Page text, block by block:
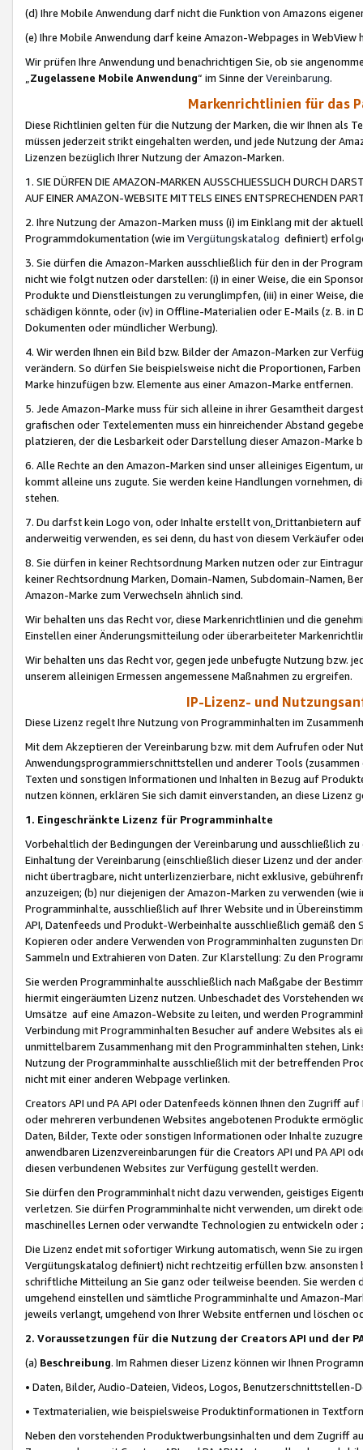
(d) Ihre Mobile Anwendung darf nicht die Funktion von Amazons
(e) Ihre Mobile Anwendung darf keine Amazon-Webpages in WebView
Wir prüfen Ihre Anwendung und benachrichtigen Sie, ob sie
„Zugelassene Mobile Anwendung“ im Sinne derVereinbarung.
Markenrichtlinien für das
Diese Richtlinien gelten für die Nutzung der Marken, die wir Ihnen als
müssen jederzeit strikt eingehalten werden, und jede Nutzung der
Lizenzen bezüglich Ihrer Nutzung der Amazon-Marken.
1. SIE DÜRFEN DIE AMAZON-MARKEN AUSSCHLIESSLICH DURCH
AUF EINER AMAZON-WEBSITE MITTELS EINES ENTSPRECHENDEN
2. Ihre Nutzung der Amazon-Marken muss (i) im Einklang mit der
Programmdokumentation (wie im Vergütungskatalog definiert)
3. Sie dürfen die Amazon-Marken ausschließlich für den in der
nicht wie folgt nutzen oder darstellen: (i) in einer Weise, die ein
Produkte und Dienstleistungen zu verunglimpfen, (iii) in einer Weise,
schädigen könnte, oder (iv) in Offline-Materialien oder E-Mails (z. B. in
Dokumenten oder mündlicher Werbung).
4. Wir werden Ihnen ein Bild bzw. Bilder der Amazon-Marken zur
verändern. So dürfen Sie beispielsweise nicht die Proportionen,
Marke hinzufügen bzw. Elemente aus einer Amazon-Marke entfernen.
5. Jede Amazon-Marke muss für sich alleine in ihrer Gesamtheit
grafischen oder Textelementen muss ein hinreichender Abstand
platzieren, der die Lesbarkeit oder Darstellung dieser Amazon-Marke
6. Alle Rechte an den Amazon-Marken sind unser alleiniges
kommt alleine uns zugute. Sie werden keine Handlungen vornehmen,
stehen.
7. Du darfst kein Logo von, oder Inhalte erstellt von,Drittanbietern auf
anderweitig verwenden, es sei denn, du hast von diesem Verkäufer
8. Sie dürfen in keiner Rechtsordnung Marken nutzen oder zur
keiner Rechtsordnung Marken, Domain-Namen, Subdomain-Namen,
Amazon-Marke zum Verwechseln ähnlich sind.
Wir behalten uns das Recht vor, diese Markenrichtlinien und die
Einstellen einer Änderungsmitteilung oder überarbeiteter
Wir behalten uns das Recht vor, gegen jede unbefugte Nutzung bzw.
unserem alleinigen Ermessen angemessene Maßnahmen zu ergreifen.
IP-Lizenz- und
Diese Lizenz regelt Ihre Nutzung von Programminhalten im
Mit dem Akzeptieren der Vereinbarung bzw. mit dem Aufrufen oder
Anwendungsprogrammierschnittstellen und anderer Tools (zusammen
Texten und sonstigen Informationen und Inhalten in Bezug auf
nutzen können, erklären Sie sich damit einverstanden, an diese Lizenz
1. Eingeschränkte Lizenz für Programminhalte
Vorbehaltlich der Bedingungen der Vereinbarung und ausschließlich
Einhaltung der Vereinbarung (einschließlich dieser Lizenz und der
nicht übertragbare, nicht unterlizenzierbare, nicht exklusive,
anzuzeigen; (b) nur diejenigen der Amazon-Marken zu verwenden
Programminhalte, ausschließlich auf Ihrer Website und in
API, Datenfeeds und Produkt-Werbeinhalte ausschließlich gemäß
Kopieren oder andere Verwenden von Programminhalten zugunsten
Sammeln und Extrahieren von Daten. Zur Klarstellung: Zu den
Sie werden Programminhalte ausschließlich nach Maßgabe der
hiermit eingeräumten Lizenz nutzen. Unbeschadet des Vorstehenden
Umsätze auf eine Amazon-Website zu leiten, und werden
Verbindung mit Programminhalten Besucher auf andere Websites als
unmittelbarem Zusammenhang mit den Programminhalten stehen,
Nutzung der Programminhalte ausschließlich mit der betreffenden
nicht mit einer anderen Webpage verlinken.
Creators API und PA API oder Datenfeeds können Ihnen den Zugriff
oder mehreren verbundenen Websites angebotenen Produkte
Daten, Bilder, Texte oder sonstigen Informationen oder Inhalte
anwendbaren Lizenzvereinbarungen für die Creators API und PA API
diesen verbundenen Websites zur Verfügung gestellt werden.
Sie dürfen den Programminhalt nicht dazu verwenden, geistiges
verletzen. Sie dürfen Programminhalte nicht verwenden, um direkt
maschinelles Lernen oder verwandte Technologien zu entwickeln
Die Lizenz endet mit sofortiger Wirkung automatisch, wenn Sie zu
Vergütungskatalog definiert) nicht rechtzeitig erfüllen bzw. ansonsten
schriftliche Mitteilung an Sie ganz oder teilweise beenden. Sie werden
umgehend einstellen und sämtliche Programminhalte und Amazon-
jeweils verlangt, umgehend von Ihrer Website entfernen und löschen
2. Voraussetzungen für die Nutzung der Creators API und der
(a) Beschreibung. Im Rahmen dieser Lizenz können wir Ihnen
• Daten, Bilder, Audio-Dateien, Videos, Logos, Benutzerschnittstellen-
• Textmaterialien, wie beispielsweise Produktinformationen in
Neben den vorstehenden Produktwerbungsinhalten und dem Zugriff